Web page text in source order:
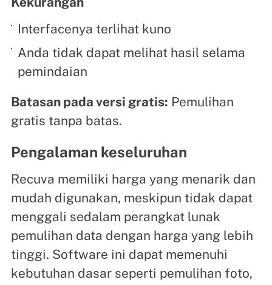
Interfacenya terlihat kuno
Anda tidak dapat melihat hasil selama
pemindaian
Batasan pada versi gratis: Pemulihan
gratis tanpa batas.
Pengalaman keseluruhan
Recuva memiliki harga yang menarik dan
mudah digunakan, meskipun tidak dapat
menggali sedalam perangkat lunak
pemulihan data dengan harga yang lebih
tinggi. Software ini dapat memenuhi
kebutuhan dasar seperti pemulihan foto,